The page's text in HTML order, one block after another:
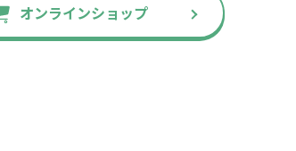
オンラインショップ